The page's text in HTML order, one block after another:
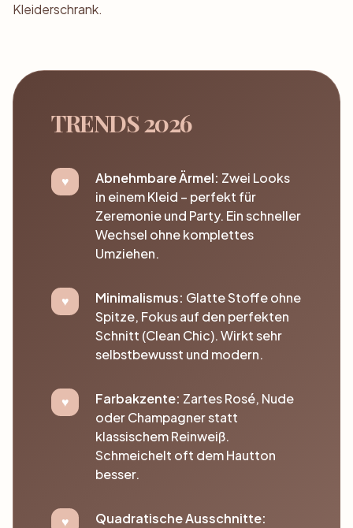
Kleiderschrank.
TRENDS 2026
Abnehmbare Ärmel: Zwei Looks
in einem Kleid – perfekt für
Zeremonie und Party. Ein schneller
Wechsel ohne komplettes
Umziehen.
Minimalismus: Glatte Stoffe ohne
Spitze, Fokus auf den perfekten
Schnitt (Clean Chic). Wirkt sehr
selbstbewusst und modern.
Farbakzente: Zartes Rosé, Nude
oder Champagner statt
klassischem Reinweiß.
Schmeichelt oft dem Hautton
besser.
Quadratische Ausschnitte: